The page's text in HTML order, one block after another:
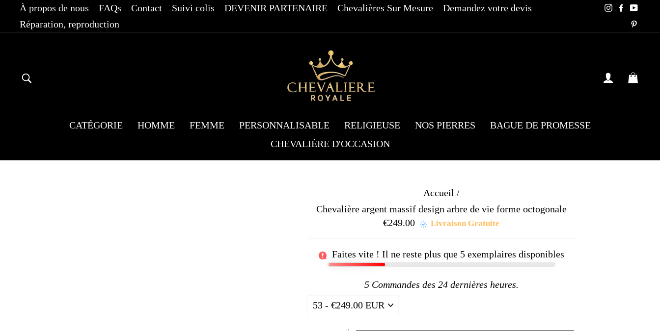
Passer
contenu
À propos de nous FAQs Contact Suivi colis DEVENIR PARTENAIRE Chevalières Sur Mesure
Demandez votre devis
Réparation, reproduction
Instagram
SE
CATÉGORIE HOMME FEMME PERSONNALISABLE RELIGIEUSE NOS PIERRES
BAGUE DE PROMESSE
CHEVALIÈRE D'OCCASION
Accueil /
Chevalière argent massif design arbre de vie forme octogonale
€249.00 PrixLivraison Gratuite
Faites vite ! Il ne reste plus que 5 exemplaires disponibles
5Commandes des 24 dernières heures.